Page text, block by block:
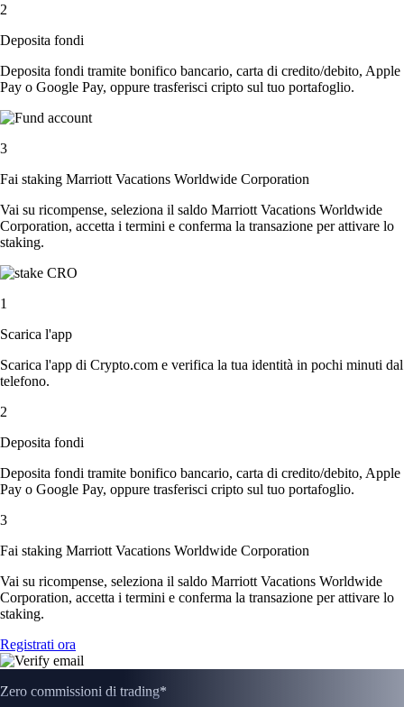
2
Deposita fondi
Deposita fondi tramite bonifico bancario, carta di credito/debito, Apple
Pay o Google Pay, oppure trasferisci cripto sul tuo portafoglio.
3
Fai staking Marriott Vacations Worldwide Corporation
Vai su ricompense, seleziona il saldo Marriott Vacations Worldwide
Corporation, accetta i termini e conferma la transazione per attivare lo
staking.
1
Scarica l'app
Scarica l'app di Crypto.com e verifica la tua identità in pochi minuti dal
telefono.
2
Deposita fondi
Deposita fondi tramite bonifico bancario, carta di credito/debito, Apple
Pay o Google Pay, oppure trasferisci cripto sul tuo portafoglio.
3
Fai staking Marriott Vacations Worldwide Corporation
Vai su ricompense, seleziona il saldo Marriott Vacations Worldwide
Corporation, accetta i termini e conferma la transazione per attivare lo
staking.
Registrati ora
Zero commissioni di trading*